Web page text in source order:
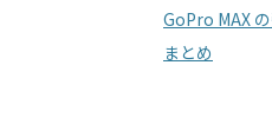
GoPro MAX
まとめ